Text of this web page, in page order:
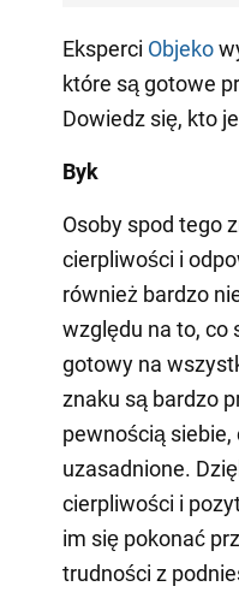
Eksperci Objeko
które są gotowe
Dowiedz się, kto
Byk
Osoby spod tego
cierpliwości i
również bardzo
względu na to, co
gotowy na
znaku są bardzo
pewnością siebie,
uzasadnione.
cierpliwości i
im się pokonać
trudności z